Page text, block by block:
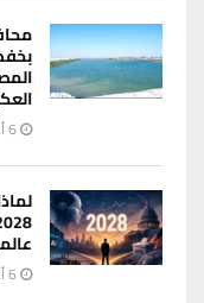
6 أغسطس، 2026
6 أغسطس، 2026